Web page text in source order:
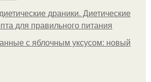
драники. Диетические
для правильного питания
с яблочным уксусом: новый